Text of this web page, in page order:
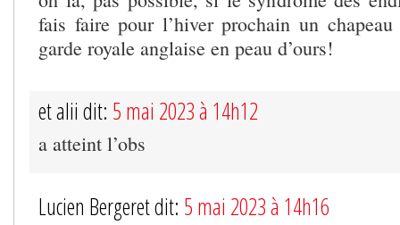
fais faire pour l’hiver prochain un
garde royale anglaise en peau d’ours!
et alii dit: 5 mai 2023 à 14h12
a atteint l’obs
Lucien Bergeret dit: 5 mai 2023 à 14h16